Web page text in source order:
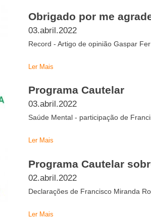
Obrigado por me
03.abril.2022
Record - Artigo de opinião Gaspar
Ler Mais
Programa Cautelar
03.abril.2022
Saúde Mental - participação de
Ler Mais
Programa Cautelar
02.abril.2022
Declarações de Francisco Miranda
Ler Mais